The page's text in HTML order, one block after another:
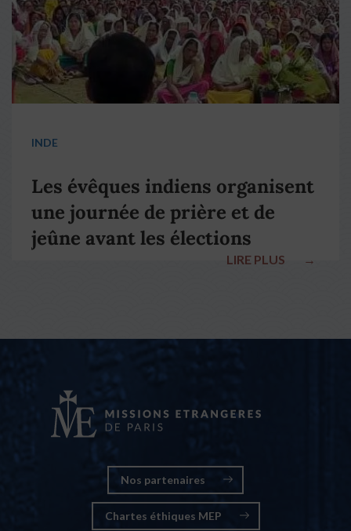
INDE
Les évêques indiens organisent
une journée de prière et de
jeûne avant les élections
LIRE PLUS →
Nos partenaires
Chartes éthiques MEP